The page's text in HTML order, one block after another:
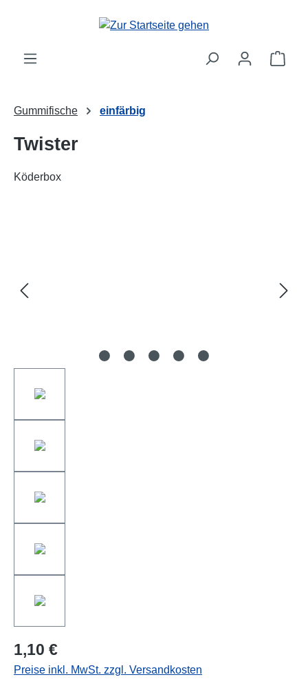
Gummifische einfärbig
Twister
Köderbox
1,10 €
Preise inkl. MwSt. zzgl. Versandkosten